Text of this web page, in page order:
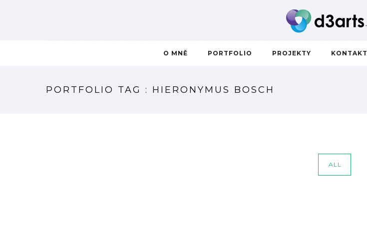
O MNĚ PORTFOLIO PROJEKTY KONTAKT
PORTFOLIO TAG : HIERONYMUS BOSCH
ALL